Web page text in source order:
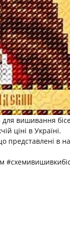
вишивання
ціні в Україні.
представлені в